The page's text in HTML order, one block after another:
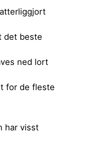
det beste
ned lort
for de fleste
har visst